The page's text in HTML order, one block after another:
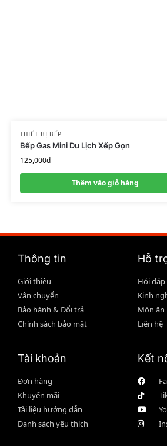
THIẾT BỊ BẾP
Bếp Gas Mini Du Lịch Xếp Gọn
125,000₫
Thêm vào giỏ hàng
Thông tin
Giới thiệu
Vận chuyển
Bảo hành & Đổi trả
Chính sách bảo mật
Hỗ
Hỏi
Kinh
Món ăn
Liên hệ
Tài khoản
Đơn hàng
Khuyến mãi
Tài liệu hướng dẫn
Danh sách yêu thích
Kết